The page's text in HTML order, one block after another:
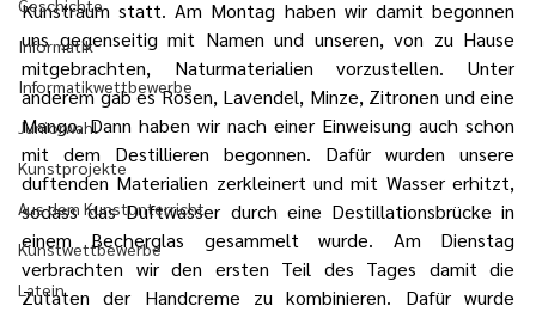
Geschichte
Informatik
Informatikwettbewerbe
Juniorwahl
Kunstprojekte
Aus dem Kunstunterricht
Kunstwettbewerbe
Latein
Kunstraum statt. Am Montag haben wir damit begonnen
uns gegenseitig mit Namen und unseren, von zu Hause
mitgebrachten, Naturmaterialien vorzustellen. Unter
anderem gab es Rosen, Lavendel, Minze, Zitronen und eine
Mango. Dann haben wir nach einer Einweisung auch schon
mit dem Destillieren begonnen. Dafür wurden unsere
duftenden Materialien zerkleinert und mit Wasser erhitzt,
sodass das Duftwasser durch eine Destillationsbrücke in
einem Becherglas gesammelt wurde. Am Dienstag
verbrachten wir den ersten Teil des Tages damit die
Zutaten der Handcreme zu kombinieren. Dafür wurde